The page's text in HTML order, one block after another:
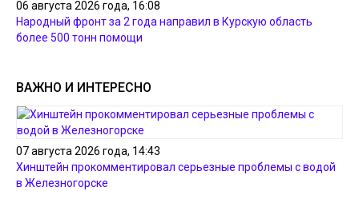
06 августа 2026 года, 16:08
Народный фронт за 2 года направил в Курскую область
более 500 тонн помощи
ВАЖНО И ИНТЕРЕСНО
07 августа 2026 года, 14:43
Хинштейн прокомментировал серьезные проблемы с водой
в Железногорске